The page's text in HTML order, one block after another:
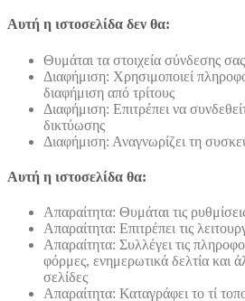
Αυτή η ιστοσελίδα δεν θα:
Θυμάται τα στοιχεία σύνδεσης σας
Διαφήμιση: Χρησιμοποιεί
διαφήμιση από τρίτους
Διαφήμιση: Επιτρέπει να
δικτύωσης
Διαφήμιση: Αναγνωρίζει τη
Αυτή η ιστοσελίδα θα:
Απαραίτητα: Θυμάται τις
Απαραίτητα: Επιτρέπει τις
Απαραίτητα: Συλλέγει τις
φόρμες, ενημερωτικά δελτία και
σελίδες
Απαραίτητα: Καταγράφει το τί